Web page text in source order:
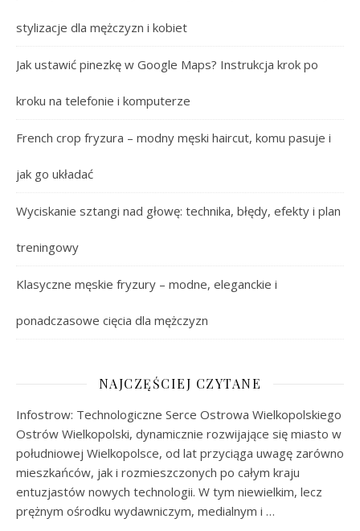
stylizacje dla mężczyzn i kobiet
Jak ustawić pinezkę w Google Maps? Instrukcja krok po
kroku na telefonie i komputerze
French crop fryzura – modny męski haircut, komu pasuje i
jak go układać
Wyciskanie sztangi nad głowę: technika, błędy, efekty i plan
treningowy
Klasyczne męskie fryzury – modne, eleganckie i
ponadczasowe cięcia dla mężczyzn
NAJCZĘŚCIEJ CZYTANE
Infostrow: Technologiczne Serce Ostrowa Wielkopolskiego
Ostrów Wielkopolski, dynamicznie rozwijające się miasto w
południowej Wielkopolsce, od lat przyciąga uwagę zarówno
mieszkańców, jak i rozmieszczonych po całym kraju
entuzjastów nowych technologii. W tym niewielkim, lecz
prężnym ośrodku wydawniczym, medialnym i …